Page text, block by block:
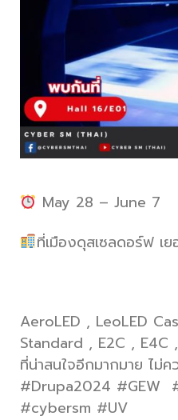
May 28 – June 7
ที่เมืองดุสเซลดอร์ฟ เ
AeroLED , LeoLED
Standard , E2C , E4C
ที่น่าสนใจอีกมากมาย ไม่
#Drupa2024 #GEW
#cybersm #UV